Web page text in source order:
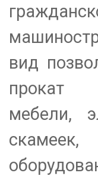
вид
прокат
мебели,